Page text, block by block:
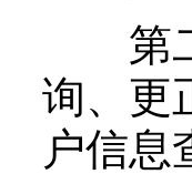
第二
询、更
户信息